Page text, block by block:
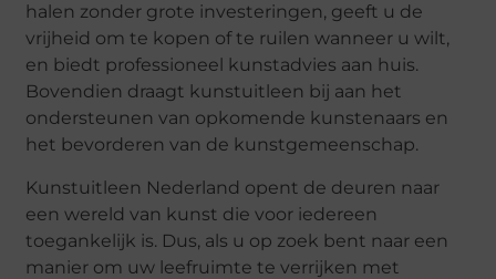
halen zonder grote investeringen, geeft u de
vrijheid om te kopen of te ruilen wanneer u wilt,
en biedt professioneel kunstadvies aan huis.
Bovendien draagt kunstuitleen bij aan het
ondersteunen van opkomende kunstenaars en
het bevorderen van de kunstgemeenschap.
Kunstuitleen Nederland opent de deuren naar
een wereld van kunst die voor iedereen
toegankelijk is. Dus, als u op zoek bent naar een
manier om uw leefruimte te verrijken met